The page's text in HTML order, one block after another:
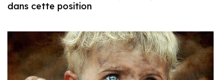
dans cette position